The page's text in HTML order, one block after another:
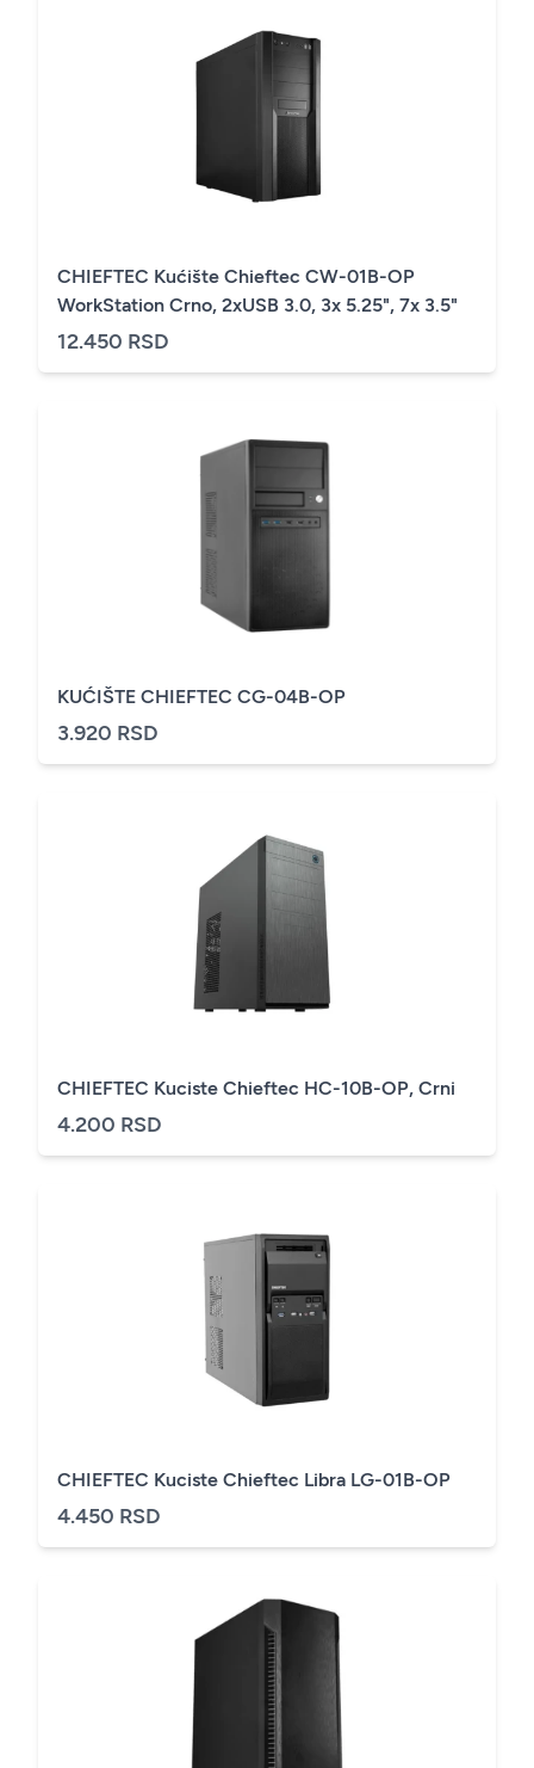
CHIEFTEC Kućište Chieftec CW-01B-OP
WorkStation Crno, 2xUSB 3.0, 3x 5.25", 7x 3.5"
12.450 RSD
KUĆIŠTE CHIEFTEC CG-04B-OP
3.920 RSD
CHIEFTEC Kuciste Chieftec HC-10B-OP, Crni
4.200 RSD
CHIEFTEC Kuciste Chieftec Libra LG-01B-OP
4.450 RSD